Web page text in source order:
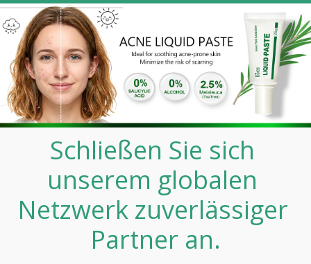
Schließen Sie sich
unserem globalen
Netzwerk zuverlässiger
Partner an.